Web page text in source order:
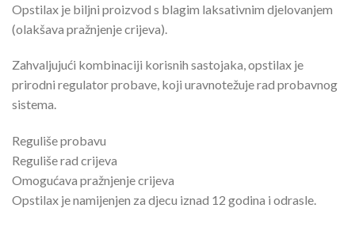
Opstilax je biljni proizvod s blagim laksativnim djelovanjem
(olakšava pražnjenje crijeva).
Zahvaljujući kombinaciji korisnih sastojaka, opstilax je
prirodni regulator probave, koji uravnotežuje rad probavnog
sistema.
Reguliše probavu
Reguliše rad crijeva
Omogućava pražnjenje crijeva
Opstilax je namijenjen za djecu iznad 12 godina i odrasle.